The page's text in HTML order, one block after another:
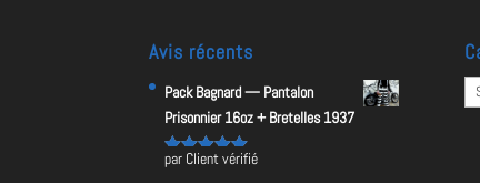
Avis récents
Pack Bagnard — Pantalon
Prisonnier 16oz + Bretelles 1937
Note5sur
par Client vérifié